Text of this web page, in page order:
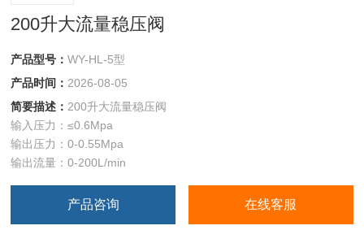
200升大流量稳压阀
产品型号：WY-HL-5型
产品时间： 2026-08-05
简要描述： 200升大流量稳压阀
输入压力：≤0.6Mpa
输出压力：0-0.55Mpa
输出流量：0-200L/min
产品咨询 在线客服